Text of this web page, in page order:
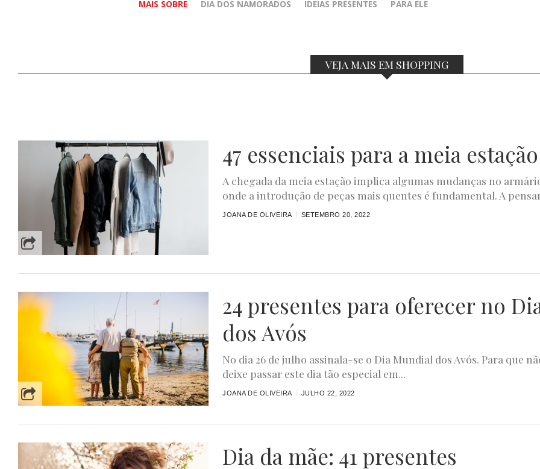
MAIS SOBRE DIA DOS NAMORADOS IDEIAS PRESENTES PARA ELE
VEJA MAIS EM SHOPPING
47 essenciais para a meia estação
A chegada da meia estação implica algumas mudanças no
onde a introdução de peças mais quentes é fundamental. A
JOANA DE OLIVEIRA SETEMBRO 20, 2022
24 presentes para oferecer no
dos Avós
No dia 26 de julho assinala-se o Dia Mundial dos Avós. Para que
deixe passar este dia tão especial em...
JOANA DE OLIVEIRA JULHO 22, 2022
Dia da mãe: 41 presentes